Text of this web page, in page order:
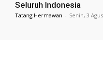
Seluruh Indonesia
Tatang Hermawan - Senin, 3